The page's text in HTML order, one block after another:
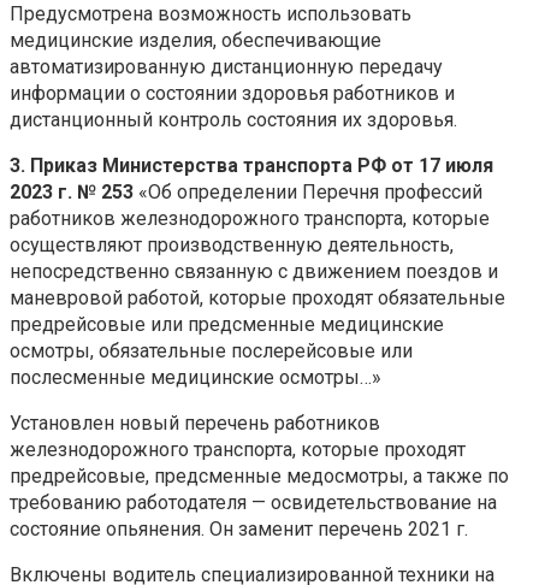
Предусмотрена возможность использовать
медицинские изделия, обеспечивающие
автоматизированную дистанционную передачу
информации о состоянии здоровья работников и
дистанционный контроль состояния их здоровья.
3. Приказ Министерства транспорта РФ от 17 июля
2023 г. № 253 «Об определении Перечня профессий
работников железнодорожного транспорта, которые
осуществляют производственную деятельность,
непосредственно связанную с движением поездов и
маневровой работой, которые проходят обязательные
предрейсовые или предсменные медицинские
осмотры, обязательные послерейсовые или
послесменные медицинские осмотры…»
Установлен новый перечень работников
железнодорожного транспорта, которые проходят
предрейсовые, предсменные медосмотры, а также по
требованию работодателя — освидетельствование на
состояние опьянения. Он заменит перечень 2021 г.
Включены водитель специализированной техники на